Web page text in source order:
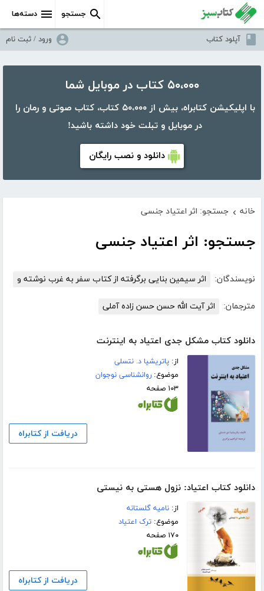
دسته‌ها جستجو
آپلود کتاب ورود / ثبت نام
۵۰،۰۰۰ کتاب در موبایل شما
با اپلیکیشن کتابراه، بیش از ۵۰،۰۰۰ کتاب، کتاب صوتی و رمان را
در موبایل و تبلت خود داشته باشید!
دانلود و نصب رایگان
خانه › جستجو: اثر اعتیاد جنسی
جستجو: اثر اعتیاد جنسی
نویسندگان: اثر سیمین بنایی برگرفته از کتاب سفر به غرب نوشته و
مترجمان: اثر آیت الله حسن حسن زاده آملی
دانلود کتاب مشکل جدی اعتیاد به اینترنت
از:پاتریشیا د. نتسلی
موضوع:روانشناسی نوجوان
۱۰۳ صفحه
دریافت از کتابراه
دانلود کتاب اعتیاد: نزول هستی به نیستی
از:نامیه گلستانه
موضوع:ترک اعتیاد
۱۷۰ صفحه
دریافت از کتابراه